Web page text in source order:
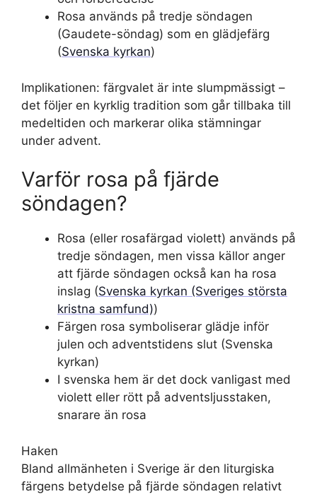
Rosa används på tredje söndagen
(Gaudete-söndag) som en glädjefärg
(Svenska kyrkan)
Implikationen: färgvalet är inte slumpmässigt –
det följer en kyrklig tradition som går tillbaka till
medeltiden och markerar olika stämningar
under advent.
Varför rosa på fjärde
söndagen?
Rosa (eller rosafärgad violett) används på
tredje söndagen, men vissa källor anger
att fjärde söndagen också kan ha rosa
inslag (Svenska kyrkan (Sveriges största
kristna samfund))
Färgen rosa symboliserar glädje inför
julen och adventstidens slut (Svenska
kyrkan)
I svenska hem är det dock vanligast med
violett eller rött på adventsljusstaken,
snarare än rosa
Haken
Bland allmänheten i Sverige är den liturgiska
färgens betydelse på fjärde söndagen relativt